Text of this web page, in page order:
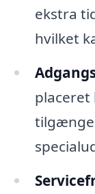
ekstra
hvilket